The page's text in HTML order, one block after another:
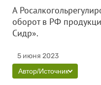
А
оборот в РФ
Сидр».
5 июня 2023
Автор/Источник